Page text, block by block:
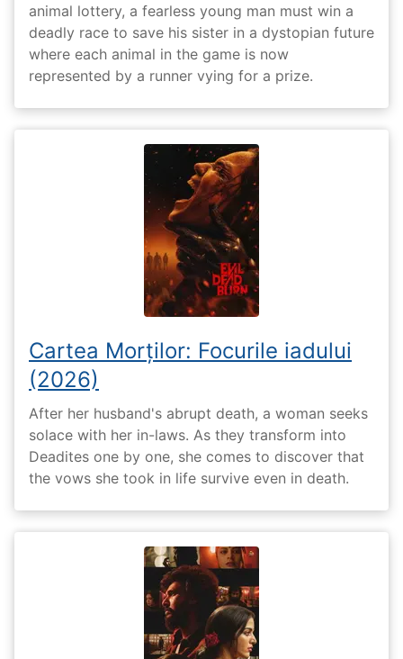
animal lottery, a fearless young man must win a
deadly race to save his sister in a dystopian future
where each animal in the game is now
represented by a runner vying for a prize.
Cartea Morților: Focurile iadului
(2026)
After her husband's abrupt death, a woman seeks
solace with her in-laws. As they transform into
Deadites one by one, she comes to discover that
the vows she took in life survive even in death.